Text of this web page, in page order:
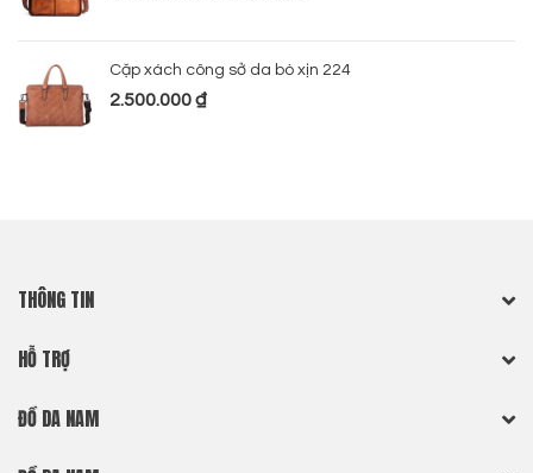
Cặp xách công sở da bò xịn 224
2.500.000₫
THÔNG TIN
HỖ TRỢ
ĐỒ DA NAM